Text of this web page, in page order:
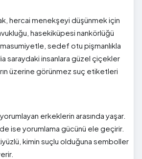
hercai menekşeyi düşünmek için
hasekiküpesi nankörlüğü
masumiyetle, sedef otu pişmanlıkla
saraydaki insanlara güzel çiçekler
üzerine görünmez suç etiketleri
erkeklerin arasında yaşar.
ise yorumlama gücünü ele geçirir.
kimin suçlu olduğuna semboller